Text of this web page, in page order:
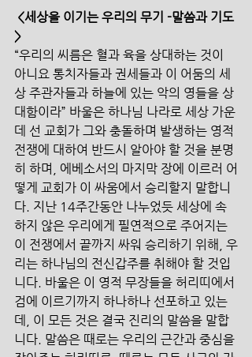
<세상을 이기는 우리의 무기 -말씀과 기도
>
“우리의 씨름은 혈과 육을 상대하는 것이
아니요 통치자들과 권세들과 이 어둠의 세
상 주관자들과 하늘에 있는 악의 영들을 상
대함이라” 바울은 하나님 나라로 세상 가운
데 선 교회가 그와 충돌하며 발생하는 영적
전쟁에 대하여 반드시 알아야 할 것을 분명
히 하며, 에베소서의 마지막 장에 이르러 어
떻게 교회가 이 싸움에서 승리할지 말합니
다. 지난 14주간동안 나누었듯 세상에 속
하지 않은 우리에게 필연적으로 주어지는
이 전쟁에서 끝까지 싸워 승리하기 위해, 우
리는 하나님의 전신갑주를 취해야 할 것입
니다. 바울은 이 영적 무장들을 허리띠에서
검에 이르기까지 하나하나 선포하고 있는
데, 이 모든 것은 결국 진리의 말씀을 말합
니다. 말씀은 때로는 우리의 근간과 중심을